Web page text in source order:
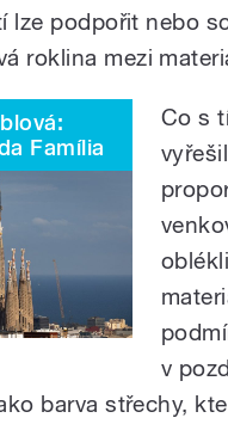
lze podpořit nebo
roklina mezi
Família
Co s
v
barva střechy,